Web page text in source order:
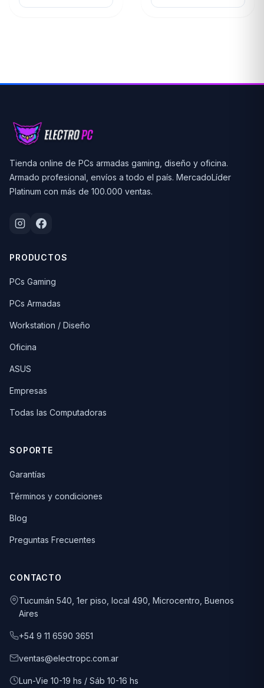
Tienda online de PCs armadas gaming, diseño y oficina.
Armado profesional, envíos a todo el país. MercadoLíder
Platinum con más de 100.000 ventas.
PRODUCTOS
PCs Gaming
PCs Armadas
Workstation / Diseño
Oficina
ASUS
Empresas
Todas las Computadoras
SOPORTE
Garantías
Términos y condiciones
Blog
Preguntas Frecuentes
CONTACTO
Tucumán 540, 1er piso, local 490, Microcentro, Buenos
Aires
+54 9 11 6590 3651
ventas@electropc.com.ar
Lun-Vie 10-19 hs / Sáb 10-16 hs